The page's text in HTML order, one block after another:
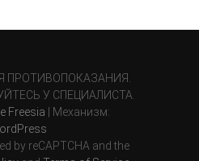
ПРОТИВОПОКАЗАНИЯ.
У СПЕЦИАЛИСТА.
Freesia | Механизм:
by reCAPTCHA and the